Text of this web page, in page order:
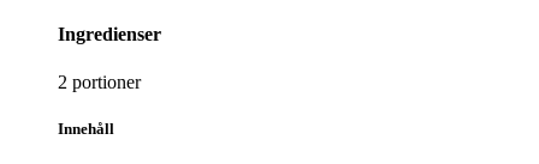
Ingredienser
2 portioner
Innehåll